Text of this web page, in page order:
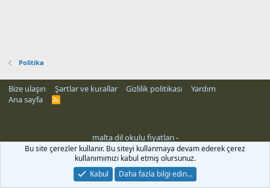
Politika
Bize ulaşın Şartlar ve kurallar Gizlilik politikası
Yardım
Ana sayfa
R
malta dil okulu fiyatları-
siteleri
Bu site çerezler kullanır. Bu siteyi kullanmaya devam ederek çerez
kullanımımızı kabul etmiş olursunuz.
Kabul
Daha fazla bilgi edin…